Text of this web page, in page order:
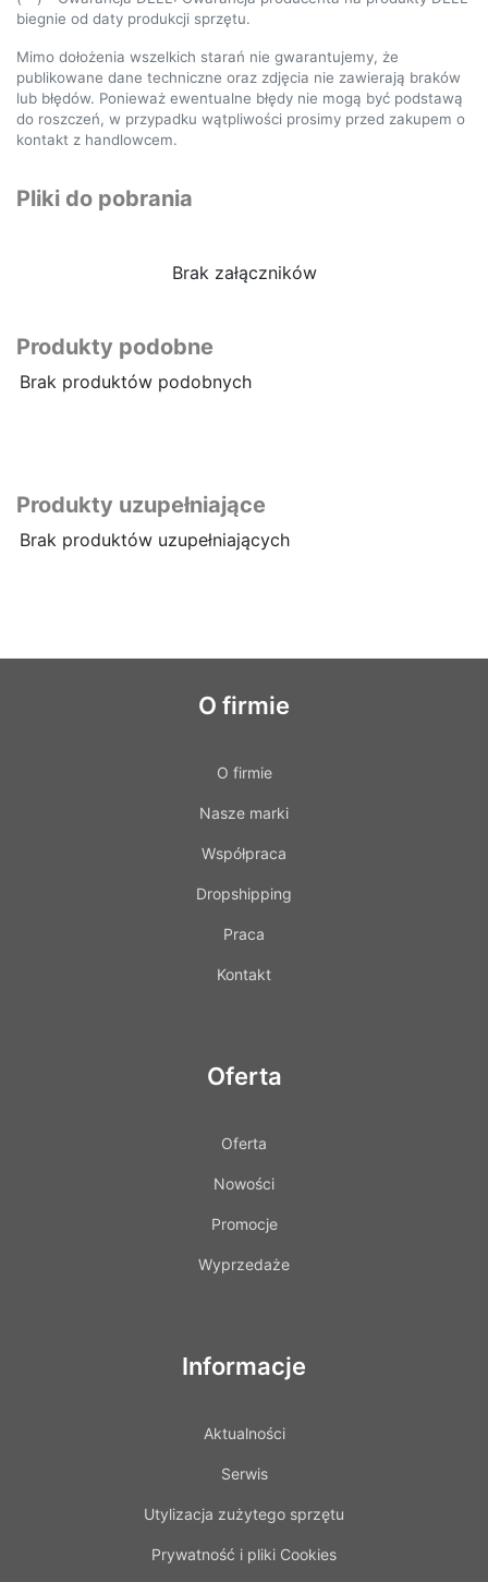
biegnie od daty produkcji sprzętu.
Mimo dołożenia wszelkich starań nie gwarantujemy, że
publikowane dane techniczne oraz zdjęcia nie zawierają braków
lub błędów. Ponieważ ewentualne błędy nie mogą być podstawą
do roszczeń, w przypadku wątpliwości prosimy przed zakupem o
kontakt z handlowcem.
Pliki do pobrania
Brak załączników
Produkty podobne
Brak produktów podobnych
Produkty uzupełniające
Brak produktów uzupełniających
O firmie
O firmie
Nasze marki
Współpraca
Dropshipping
Praca
Kontakt
Oferta
Oferta
Nowości
Promocje
Wyprzedaże
Informacje
Aktualności
Serwis
Utylizacja zużytego sprzętu
Prywatność i pliki Cookies